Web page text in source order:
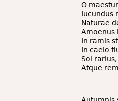
O
Iucundus
Naturae
Amoenus
In ramis
In caelo
Sol
Atque